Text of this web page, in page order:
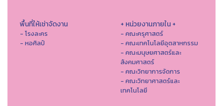
พื้นที่ให้เช่าจัดงาน
- โรงละคร
- หอศิลป์
+ หน่วยงานภายใน +
- คณะครุศาสตร์
- คณะเทคโนโลยีอุตสาหกรรม
- คณะมนุษยศาสตร์และ
สังคมศาสตร์
- คณะวิทยาการจัดการ
- คณะวิทยาศาสตร์และ
เทคโนโลยี